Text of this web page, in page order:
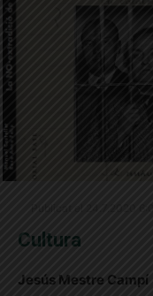
Cultura
Jesús Mestre Campí